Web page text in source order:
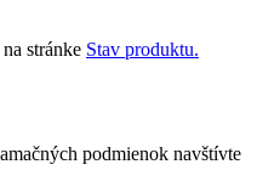
stránke Stav produktu.
podmienok navštívte